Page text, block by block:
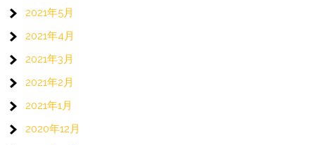
2021年5月
2021年4月
2021年3月
2021年2月
2021年1月
2020年12月